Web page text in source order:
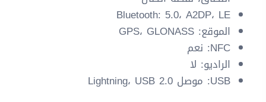
Bluetooth: 5.0، A2DP، LE
الموقع: GPS، GLONASS
NFC: نعم
الراديو: لا
USB: موصل Lightning، USB 2.0